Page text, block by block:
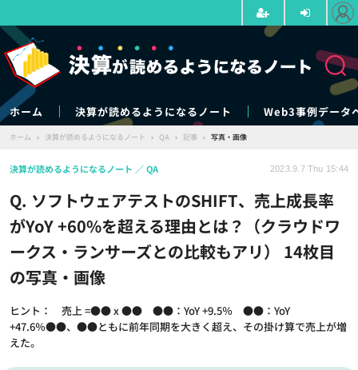
ホーム 決算が読めるようになるノート Web3事例データ
ホーム › 決算が読めるようになるノート › QA › 記事 › 写真・画像
Q. ソフトウェアテストのSHIFT、売上成長率
がYoY +60%を超える理由とは？（クラウドワ
ークス・ランサーズとの比較もアリ） 14枚目
の写真・画像
ヒント： 売上 =●● x ●● ●●：YoY +9.5％ ●●：YoY
+47.6％●●、●●ともに前年同期を大きく超え、その掛け算で売上が増
えた。
決算が読めるようになるノート QA 2023.9.7 Thu 15:44